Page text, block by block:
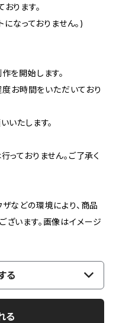
ります。
なっておりません。)
を開始します。
度お時間をいただいており
いたします。
ておりません。ご了承く
などの環境により、商品
います。画像はイメージ
る
る